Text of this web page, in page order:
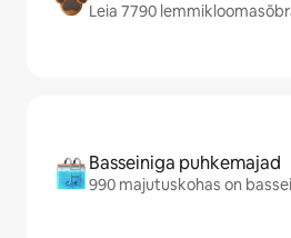
Leia 7790
Basseiniga puhkemajad
990 majutuskohas on